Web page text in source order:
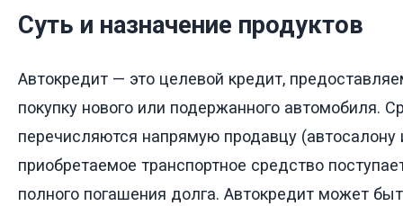
Суть и назначение продуктов
Автокредит — это целевой кредит,
покупку нового или подержанного автомобиля.
перечисляются напрямую продавцу (автосалону
приобретаемое транспортное средство
полного погашения долга. Автокредит может